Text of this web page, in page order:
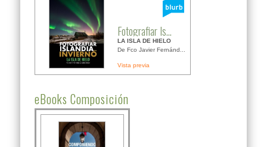
Fotografiar Is...
LA ISLA DE HIELO
De Fco Javier Fernánd...
Vista previa
eBooks Composición